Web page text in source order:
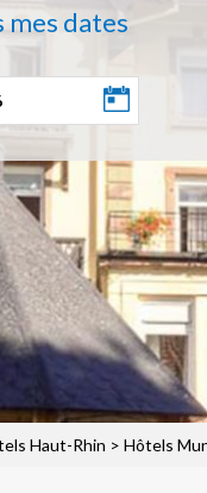
mes dates
Haut-Rhin > Hôtels